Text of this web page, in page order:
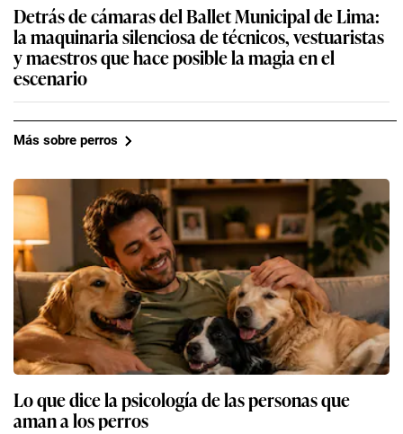
Detrás de cámaras del Ballet Municipal de Lima:
la maquinaria silenciosa de técnicos, vestuaristas
y maestros que hace posible la magia en el
escenario
Más sobre perros
Lo que dice la psicología de las personas que
aman a los perros